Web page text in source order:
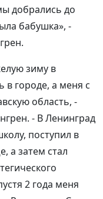
добрались до
бабушка», -
зиму в
в городе, а меня с
область, -
- В Ленинград
поступил в
а затем стал
2 года меня